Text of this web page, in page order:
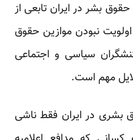
بشر در ایران تابعی از
نبودن موازین حقوق
سیاسی و اجتماعی
مهم است.
بشری در ایران فقط ناشی